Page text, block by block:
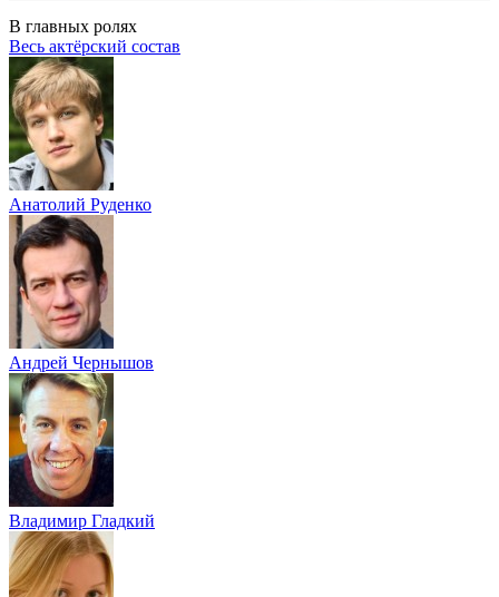
В главных ролях
Весь актёрский состав
Анатолий Руденко
Андрей Чернышов
Владимир Гладкий